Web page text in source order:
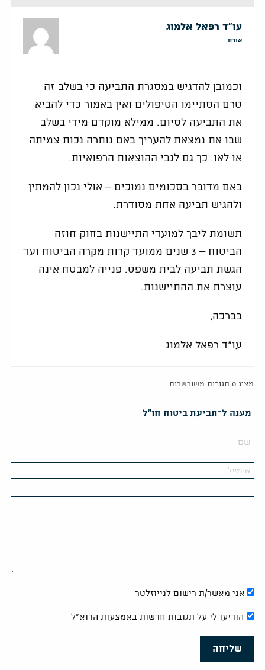
עו"ד רפאל אלמוג
אורח
וכמובן להדגיש במסגרת התביעה כי בשלב זה
טרם הסתיימו הטיפולים ואין באמור כדי להביא
את התביעה לסיום. ממילא מוקדם מידי בשלב
שבו את נמצאת להעריך באם נותרה נכות צמיתה
או לאו. כך גם לגבי ההוצאות הרפואיות.
באם מדובר בסכומים נמוכים – אולי נכון להמתין
ולהגיש תביעה אחת מסודרת.
תשומת ליבך למועדי התיישנות בחוק חוזה
הביטוח – 3 שנים ממועד קרות מקרה הביטוח ועד
הגשת תביעה לבית משפט. פנייה למבטח אינה
עוצרת את ההתיישנות.
בברכה,
עו"ד רפאל אלמוג
מציג 0 תגובות משורשרות
מענה ל־תביעת ביטוח חו"ל
אני מאשר/ת רישום לנייוזלטר
הודיעו לי על תגובות חדשות באמצעות הדוא"ל
שליחה